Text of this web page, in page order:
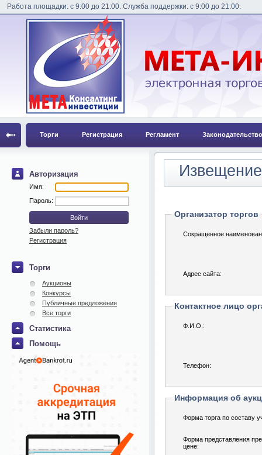
Работа площадки: с 9:00 до 21:00. Служба поддержки: с 9:00 до 21:00.
Торги Регистрация Регламент Законодательство
Авторизация
Имя:
Пароль:
Забыли пароль?
Регистрация
Торги
Аукционы
Конкурсы
Публичные предложения
Все торги
Статистика
Помощь
Организатор торгов
Сокращенное
Адрес сайта:
Контактное лицо
Ф.И.О.:
Телефон:
Информация об
Форма торга по составу
Форма представления
цене: